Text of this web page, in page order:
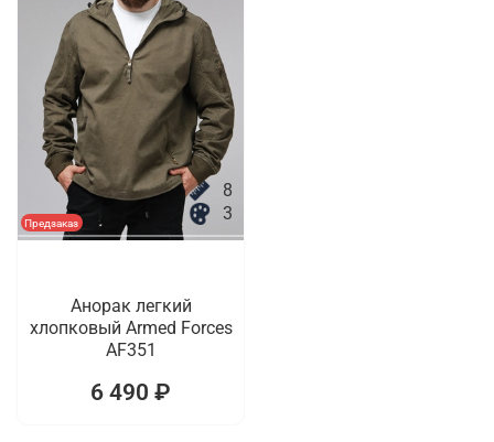
Предзаказ
8
3
Анорак легкий
хлопковый Armed Forces
AF351
6 490 ₽